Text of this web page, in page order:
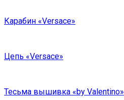
Карабин «Versace»
Цепь «Versace»
Тесьма вышивка «by Valentino»